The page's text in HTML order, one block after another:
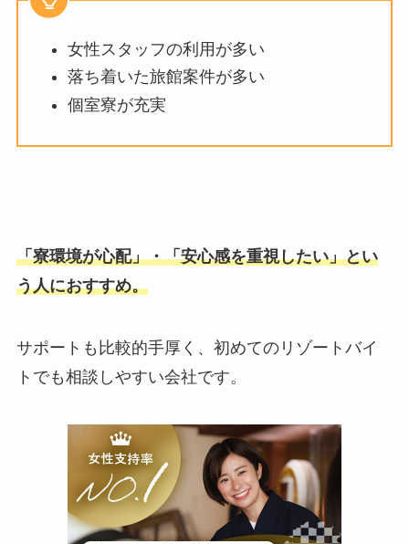
女性スタッフの利用が多い
落ち着いた旅館案件が多い
個室寮が充実
「寮環境が心配」・「安心感を重視したい」とい
う人におすすめ。
サポートも比較的手厚く、初めてのリゾートバイ
トでも相談しやすい会社です。